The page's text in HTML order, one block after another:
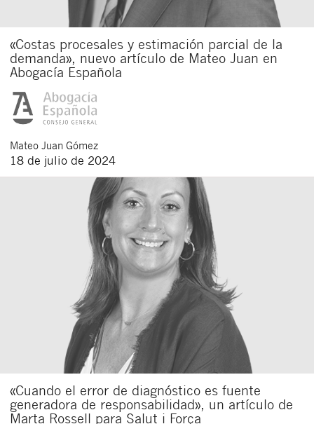
«Costas procesales y estimación parcial de la
demanda», nuevo artículo de Mateo Juan en
Abogacía Española
Mateo Juan Gómez
18 de julio de 2024
«Cuando el error de diagnóstico es fuente
generadora de responsabilidad», un artículo de
Marta Rossell para Salut i Força